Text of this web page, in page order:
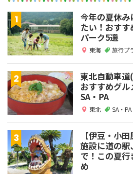
今年の夏休み
たい！おす
パーク5選
東海 旅行プ
東北自動車
おすすめグ
SA・PA
東北 SA・PA
【伊豆・小
施設に道の駅
で！この夏
め